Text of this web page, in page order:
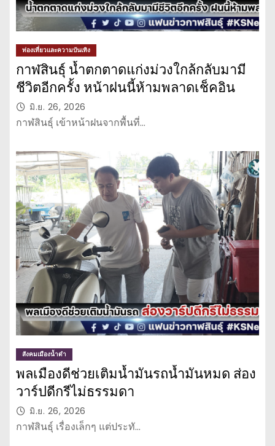
ท่องเที่ยวและความบันเทิง
กาฬสินธุ์ น้ำตกตาดแก่งม่วงใกล้กลับมามี
ชีวิตอีกครั้ง หน้าฝนนี้ห้ามพลาดเช็คอิน
มิ.ย. 26, 2026
กาฬสินธุ์ เข้าหน้าฝนจากพื้นที่…
สังคมเมืองน้ำดำ
พลเมืองดีช่วยเติมน้ำมันรถน้ำมันหมด ส่อง
วาร์ปดีกรีไม่ธรรมดา
มิ.ย. 26, 2026
กาฬสินธุ์ เรื่องเล็กๆ แต่ประทั…